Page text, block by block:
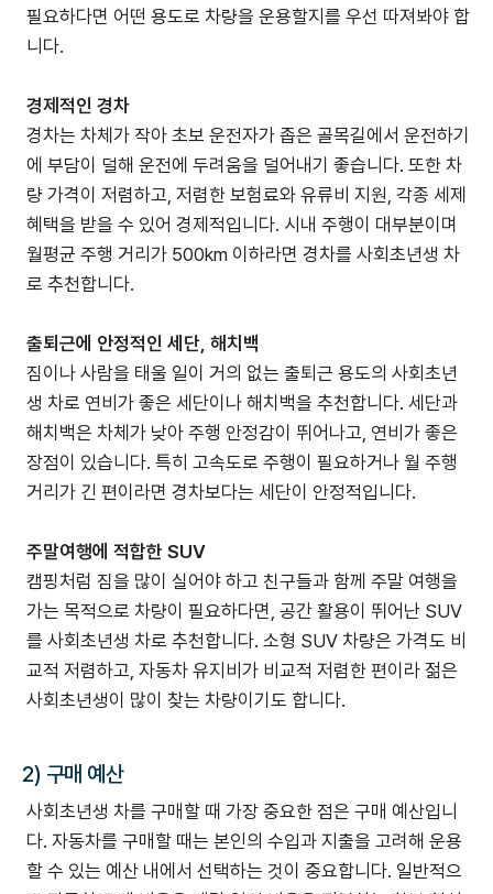
필요하다면 어떤 용도로 차량을 운용할지를 우선 따져봐야 합
니다.
경제적인 경차
경차는 차체가 작아 초보 운전자가 좁은 골목길에서 운전하기
에 부담이 덜해 운전에 두려움을 덜어내기 좋습니다. 또한 차
량 가격이 저렴하고, 저렴한 보험료와 유류비 지원, 각종 세제
혜택을 받을 수 있어 경제적입니다. 시내 주행이 대부분이며
월평균 주행 거리가 500km 이하라면 경차를 사회초년생 차
로 추천합니다.
출퇴근에 안정적인 세단, 해치백
짐이나 사람을 태울 일이 거의 없는 출퇴근 용도의 사회초년
생 차로 연비가 좋은 세단이나 해치백을 추천합니다. 세단과
해치백은 차체가 낮아 주행 안정감이 뛰어나고, 연비가 좋은
장점이 있습니다. 특히 고속도로 주행이 필요하거나 월 주행
거리가 긴 편이라면 경차보다는 세단이 안정적입니다.
주말여행에 적합한 SUV
캠핑처럼 짐을 많이 실어야 하고 친구들과 함께 주말 여행을
가는 목적으로 차량이 필요하다면, 공간 활용이 뛰어난 SUV
를 사회초년생 차로 추천합니다. 소형 SUV 차량은 가격도 비
교적 저렴하고, 자동차 유지비가 비교적 저렴한 편이라 젊은
사회초년생이 많이 찾는 차량이기도 합니다.
2) 구매 예산
사회초년생 차를 구매할 때 가장 중요한 점은 구매 예산입니
다. 자동차를 구매할 때는 본인의 수입과 지출을 고려해 운용
할 수 있는 예산 내에서 선택하는 것이 중요합니다. 일반적으